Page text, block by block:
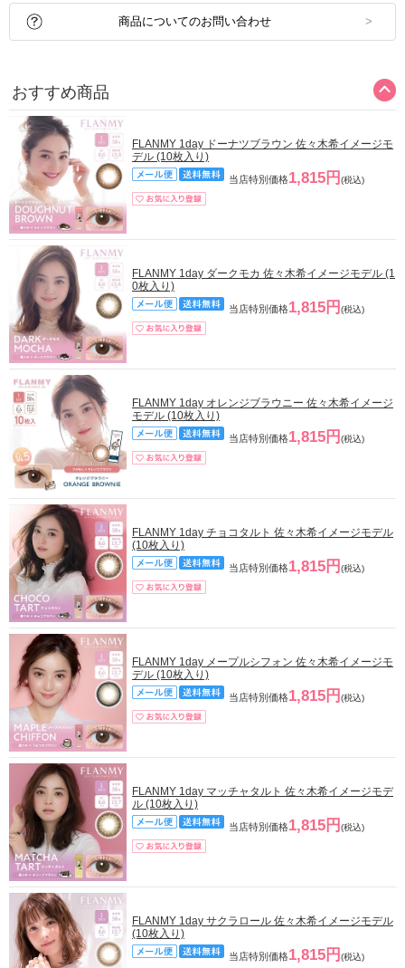
商品についてのお問い合わせ
おすすめ商品
FLANMY 1day ドーナツブラウン 佐々木希イメージモ
デル (10枚入り)
当店特別価格1,815円 (税込)
FLANMY 1day ダークモカ 佐々木希イメージモデル (1
0枚入り)
当店特別価格1,815円 (税込)
FLANMY 1day オレンジブラウニー 佐々木希イメージ
モデル (10枚入り)
当店特別価格1,815円 (税込)
FLANMY 1day チョコタルト 佐々木希イメージモデル
(10枚入り)
当店特別価格1,815円 (税込)
FLANMY 1day メープルシフォン 佐々木希イメージモ
デル (10枚入り)
当店特別価格1,815円 (税込)
FLANMY 1day マッチャタルト 佐々木希イメージモデ
ル (10枚入り)
当店特別価格1,815円 (税込)
FLANMY 1day サクラロール 佐々木希イメージモデル
(10枚入り)
当店特別価格1,815円 (税込)